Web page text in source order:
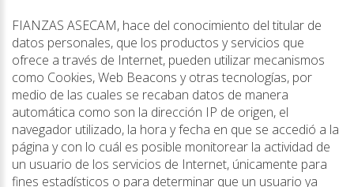
FIANZAS ASECAM, hace del conocimiento del titular de
datos personales, que los productos y servicios que
ofrece a través de Internet, pueden utilizar mecanismos
como Cookies, Web Beacons y otras tecnologías, por
medio de las cuales se recaban datos de manera
automática como son la dirección IP de origen, el
navegador utilizado, la hora y fecha en que se accedió a la
página y con lo cuál es posible monitorear la actividad de
un usuario de los servicios de Internet, únicamente para
fines estadísticos o para determinar que un usuario ya